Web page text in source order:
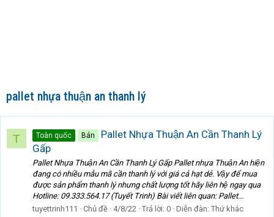
pallet nhựa thuận an thanh lý
T Toàn quốc Bán
Pallet Nhựa Thuận An Cần Thanh Lý
Gấp
Pallet Nhựa Thuận An Cần Thanh Lý Gấp Pallet nhựa Thuận An hiện
đang có nhiều mẫu mã cần thanh lý với giá cả hạt dẻ. Vậy để mua
được sản phẩm thanh lý nhưng chất lượng tốt hãy liên hệ ngay qua
Hotline: 09.333.564.17 (Tuyết Trinh) Bài viết liên quan: Pallet...
tuyettrinh111
Chủ đề 4/8/22 Trả lời: 0 Diễn đàn: Thứ khác